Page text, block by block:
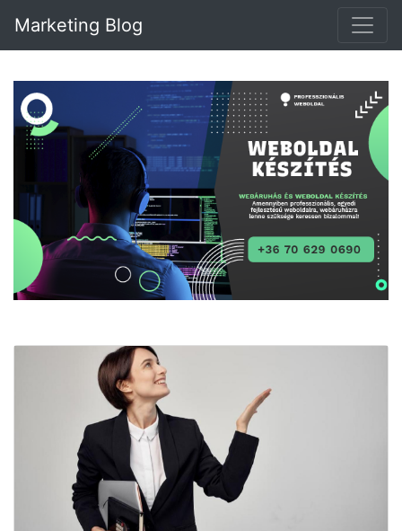
Marketing Blog